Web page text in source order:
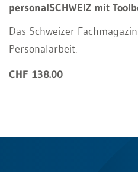
personalSCHWEIZ mit
Das Schweizer
Personalarbeit.
CHF 138.00